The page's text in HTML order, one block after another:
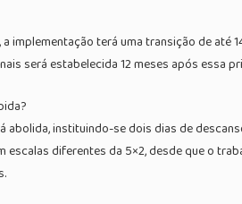
implementação terá uma transição de
será estabelecida 12 meses após essa
abolida, instituindo-se dois dias de
diferentes da 5×2, desde que o